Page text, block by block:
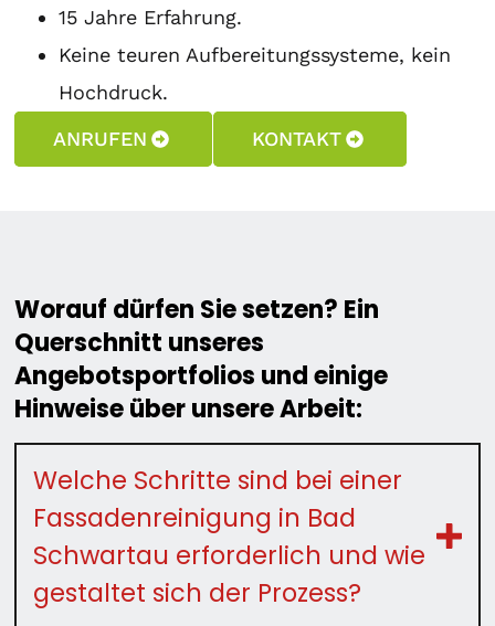
15 Jahre Erfahrung.
Keine teuren Aufbereitungssysteme, kein
Hochdruck.
ANRUFEN
KONTAKT
Worauf dürfen Sie setzen? Ein
Querschnitt unseres
Angebotsportfolios und einige
Hinweise über unsere Arbeit:
Welche Schritte sind bei einer
Fassadenreinigung in Bad
Schwartau erforderlich und wie
gestaltet sich der Prozess?